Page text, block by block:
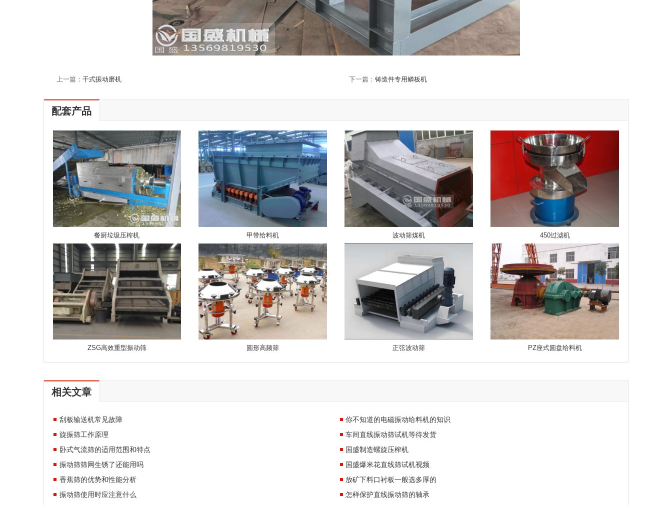
上一篇： 干式振动磨机 下一篇： 铸造件专用鳞板机
配套产品
餐厨垃圾压榨机 甲带给料机 波动筛煤机 450过滤机
ZSG高效重型振动筛 圆形高频筛 正弦波动筛 PZ座式圆盘给料机
相关文章
刮板输送机常见故障
你不知道的电磁振动给料机的知识
旋振筛工作原理
车间直线振动筛试机等待发货
卧式气流筛的适用范围和特点
国盛制造螺旋压榨机
振动筛筛网生锈了还能用吗
国盛爆米花直线筛试机视频
香蕉筛的优势和性能分析
放矿下料口衬板一般选多厚的
振动筛使用时应注意什么
怎样保护直线振动筛的轴承